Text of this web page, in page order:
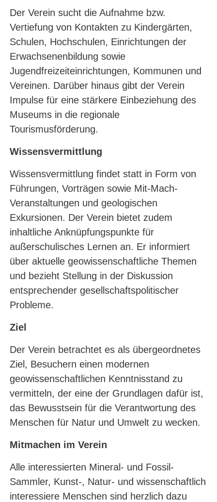
Der Verein sucht die Aufnahme bzw.
Vertiefung von Kontakten zu Kindergärten,
Schulen, Hochschulen, Einrichtungen der
Erwachsenenbildung sowie
Jugendfreizeiteinrichtungen, Kommunen und
Vereinen. Darüber hinaus gibt der Verein
Impulse für eine stärkere Einbeziehung des
Museums in die regionale
Tourismusförderung.
Wissensvermittlung
Wissensvermittlung findet statt in Form von
Führungen, Vorträgen sowie Mit-Mach-
Veranstaltungen und geologischen
Exkursionen. Der Verein bietet zudem
inhaltliche Anknüpfungspunkte für
außerschulisches Lernen an. Er informiert
über aktuelle geowissenschaftliche Themen
und bezieht Stellung in der Diskussion
entsprechender gesellschaftspolitischer
Probleme.
Ziel
Der Verein betrachtet es als übergeordnetes
Ziel, Besuchern einen modernen
geowissenschaftlichen Kenntnisstand zu
vermitteln, der eine der Grundlagen dafür ist,
das Bewusstsein für die Verantwortung des
Menschen für Natur und Umwelt zu wecken.
Mitmachen im Verein
Alle interessierten Mineral- und Fossil-
Sammler, Kunst-, Natur- und wissenschaftlich
interessiere Menschen sind herzlich dazu